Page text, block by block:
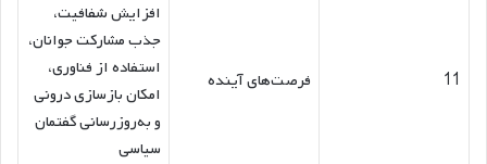
11 فرصت‌های آینده
افزایش شفافیت،
جذب مشارکت جوانان،
استفاده از فناوری،
امکان بازسازی درونی
و به‌روزرسانی گفتمان
سیاسی